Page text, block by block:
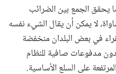
ما يحقق الجمع بين الضرائب
لا يمكن أن يقال الشيء نفسه
في بعض البلدان منخفضة
مدفوعات صافية للنظام
على السلع الأساسية.